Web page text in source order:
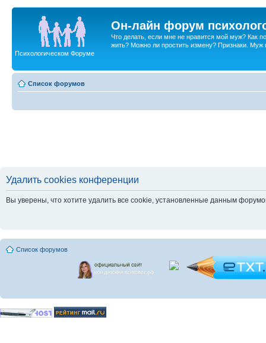
Он-лайн форум
Что делать, если мне не нравится мой муж? Как
жить? Можно ли простить измену? Признаки. Муж
Психологическом Форуме
Список форумов
Удалить cookies конференции
Вы уверены, что хотите удалить все cookie, установленные данным
Список форумов